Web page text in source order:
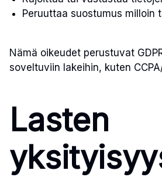
Peruuttaa suostumus milloin
Nämä oikeudet perustuvat
soveltuviin lakeihin, kuten
Lasten